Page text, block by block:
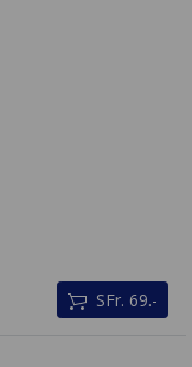
SFr. 69.-